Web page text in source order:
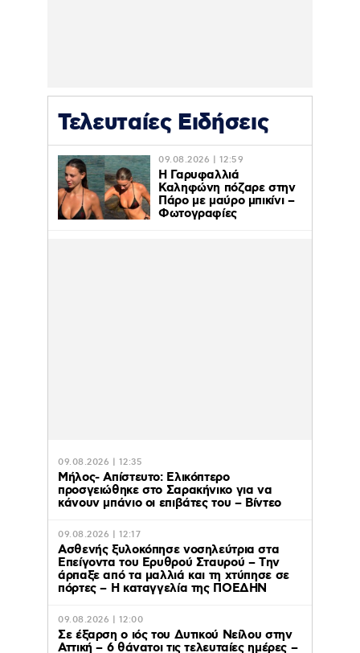
Τελευταίες Ειδήσεις
09.08.2026 | 12:59
Η Γαρυφαλλιά
Καληφώνη πόζαρε στην
Πάρο με μαύρο μπικίνι –
Φωτογραφίες
09.08.2026 | 12:35
Μήλος- Απίστευτο: Ελικόπτερο
προσγειώθηκε στο Σαρακήνικο για να
κάνουν μπάνιο οι επιβάτες του – Βίντεο
09.08.2026 | 12:17
Ασθενής ξυλοκόπησε νοσηλεύτρια στα
Επείγοντα του Ερυθρού Σταυρού – Tην
άρπαξε από τα μαλλιά και τη χτύπησε σε
πόρτες – Η καταγγελία της ΠΟΕΔΗΝ
09.08.2026 | 12:00
Σε έξαρση ο ιός του Δυτικού Νείλου στην
Αττική – 6 θάνατοι τις τελευταίες ημέρες –